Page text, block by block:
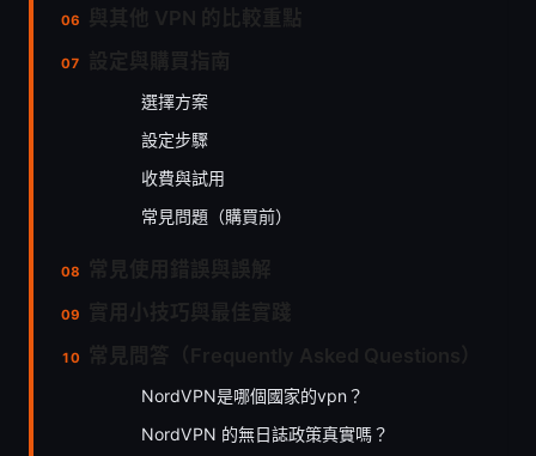
選擇方案
設定步驟
收費與試用
常見問題（購買前）
NordVPN是哪個國家的vpn？
NordVPN 的無日誌政策真實嗎？